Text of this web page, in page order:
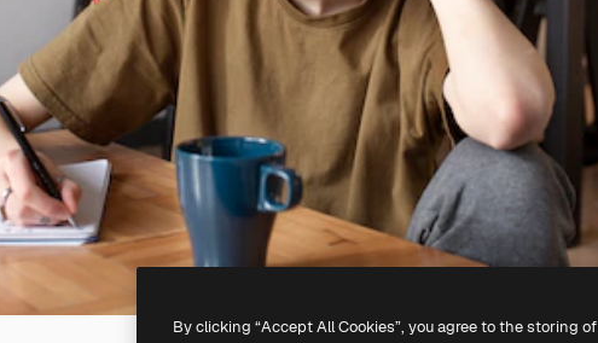
By clicking “Accept All Cookies”, you agree to the storing